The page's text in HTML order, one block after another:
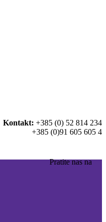
Kontakt: +385 (0) 52 814 234
+385 (0)91 605 605 4
Pratite nas na